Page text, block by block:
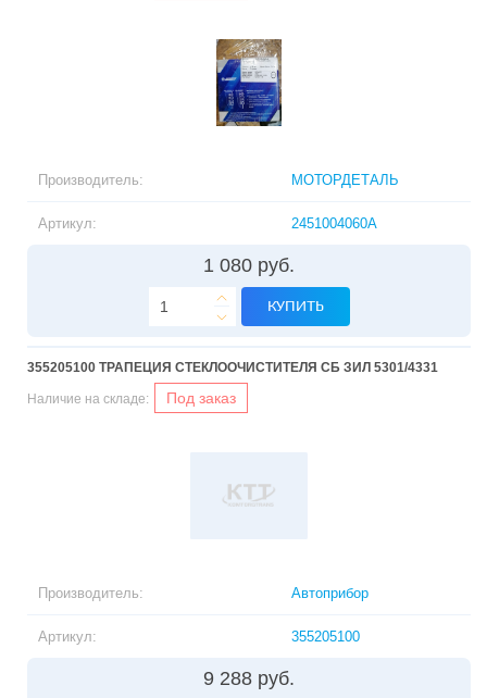
Производитель: МОТОРДЕТАЛЬ
Артикул: 2451004060A
1 080 руб.
КУПИТЬ
355205100 ТРАПЕЦИЯ СТЕКЛООЧИСТИТЕЛЯ СБ ЗИЛ 5301/4331
Наличие на складе: Под заказ
Производитель: Автоприбор
Артикул: 355205100
9 288 руб.